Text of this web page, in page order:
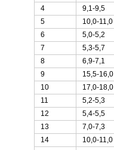
4
9,1-9,5
5
10,0-11,0
6
5,0-5,2
7
5,3-5,7
8
6,9-7,1
9
15,5-16,0
10
17,0-18,0
11
5,2-5,3
12
5,4-5,5
13
7,0-7,3
14
10,0-11,0